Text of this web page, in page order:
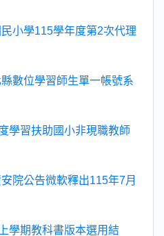
小學115學年度第2次代理
數位學習師生單一帳號系
學習扶助國小非現職教師
院公告微軟釋出115年7月
學期教科書版本選用結